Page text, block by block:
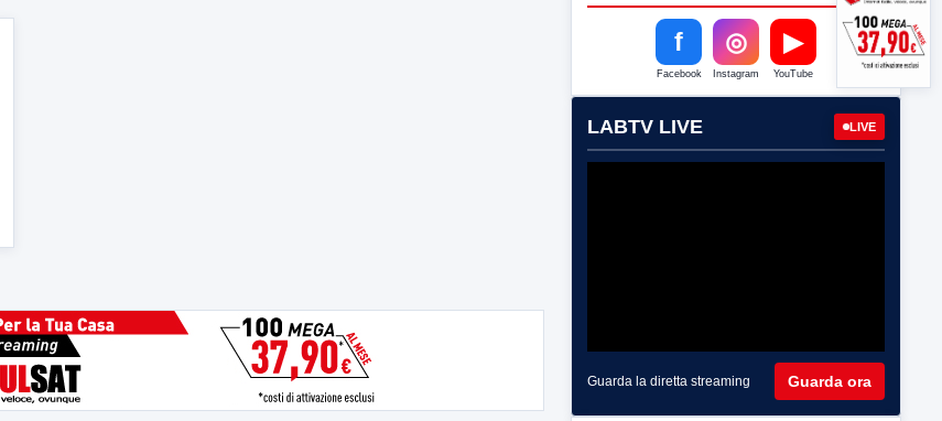
f
Facebook
◎
Instagram
▶
YouTube
LABTV LIVE LIVE
Guarda la diretta streaming Guarda ora